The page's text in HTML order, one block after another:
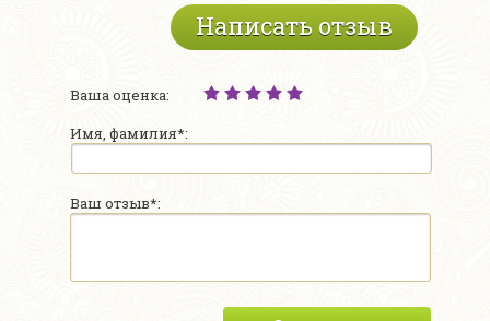
Написать отзыв
Ваша оценка:
Имя, фамилия*:
Ваш отзыв*: